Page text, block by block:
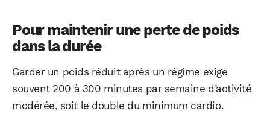
Pour maintenir une perte de poids
dans la durée
Garder un poids réduit après un régime exige
souvent 200 à 300 minutes par semaine d’activité
modérée, soit le double du minimum cardio.